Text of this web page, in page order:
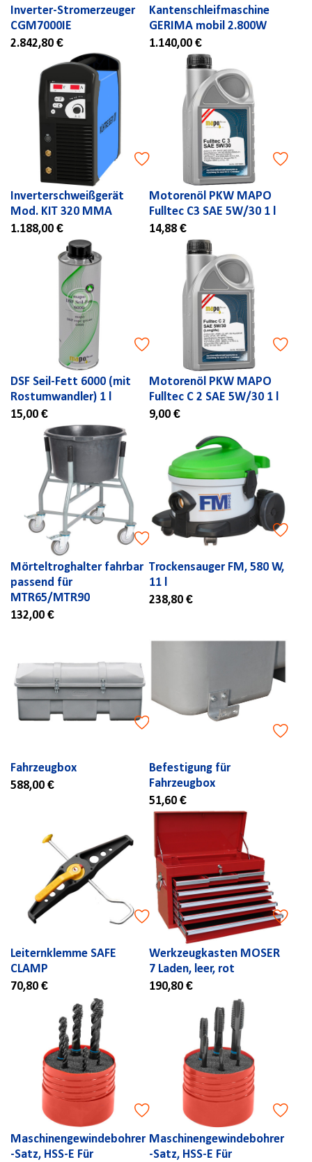
Inverter-Stromerzeuger
CGM7000IE
2.842,80 €
Kantenschleifmaschine
GERIMA mobil 2.800W
1.140,00 €
Inverterschweißgerät
Mod. KIT 320 MMA
1.188,00 €
Motorenöl PKW MAPO
Fulltec C3 SAE 5W/30 1 l
14,88 €
DSF Seil-Fett 6000 (mit
Rostumwandler) 1 l
15,00 €
Motorenöl PKW MAPO
Fulltec C 2 SAE 5W/30 1 l
9,00 €
Mörteltroghalter fahrbar
passend für
MTR65/MTR90
132,00 €
Trockensauger FM, 580 W,
11 l
238,80 €
Fahrzeugbox
588,00 €
Befestigung für
Fahrzeugbox
51,60 €
Leiternklemme SAFE
CLAMP
70,80 €
Werkzeugkasten MOSER
7 Laden, leer, rot
190,80 €
Maschinengewindebohrer
-Satz, HSS-E Für
Maschinengewindebohrer
-Satz, HSS-E Für